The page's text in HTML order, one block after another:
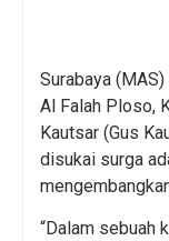
Surabaya
Al Falah Ploso,
Kautsar (Gus
disukai surga
“Dalam sebuah